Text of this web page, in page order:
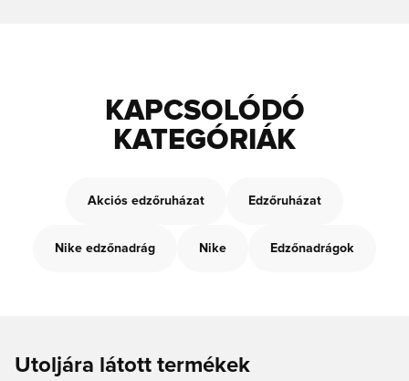
KAPCSOLÓDÓ
KATEGÓRIÁK
Akciós edzőruházat Edzőruházat
Nike edzőnadrág Nike Edzőnadrágok
Utoljára látott termékek